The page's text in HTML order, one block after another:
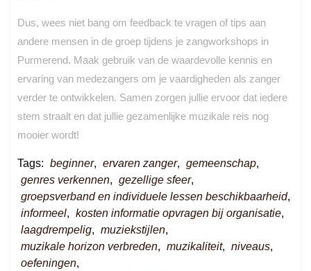
Dus, wees niet bang om feedback te vragen of tips aan
andere mensen in de groep tijdens je zangworkshops in
Purmerend. Maak gebruik van de waardevolle kennis en
ervaring van medezangers om je vaardigheden als zanger
verder te ontwikkelen. Samen zorgen jullie ervoor dat iedere
stem straalt en dat jullie gezamenlijke muzikale reis nog
mooier wordt!
Tags: beginner, ervaren zanger, gemeenschap,
genres verkennen, gezellige sfeer,
groepsverband en individuele lessen beschikbaarheid,
informeel, kosten informatie opvragen bij organisatie,
laagdrempelig, muziekstijlen,
muzikale horizon verbreden, muzikaliteit, niveaus,
oefeningen,